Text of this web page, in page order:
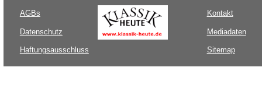
AGBs
Datenschutz
Haftungsausschluss
Kontakt
Mediadaten
Sitemap